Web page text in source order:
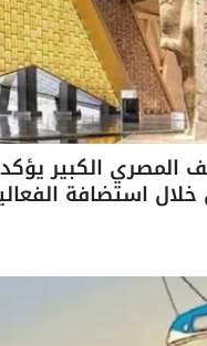
المصري الكبير
استضافة